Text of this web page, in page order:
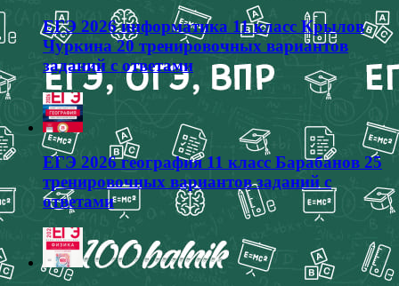
ЕГЭ 2026 информатика 11 класс Крылов
Чуркина 20 тренировочных вариантов
заданий с ответами
ЕГЭ 2026 география 11 класс Барабанов 25
тренировочных вариантов заданий с
ответами